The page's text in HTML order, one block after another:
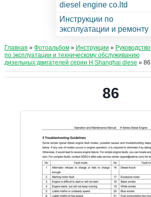
diesel engine co.ltd
Инструкции по
эксплуатации и ремонту
Главная » Фотоальбом» Инструкции » Руководство
по эксплуатации и техническому обслуживанию
дизельных двигателей серии Н Shanghai diese » 86
86